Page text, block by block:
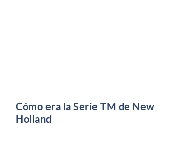
Cómo era la Serie TM de New
Holland